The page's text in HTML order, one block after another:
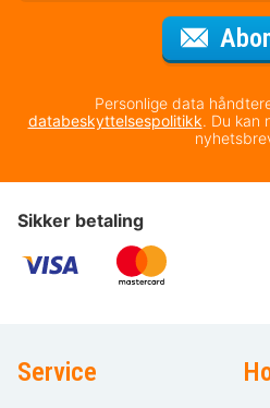
Personlige data
databeskyttelsespolitikk. Du kan
Sikker betaling
Service